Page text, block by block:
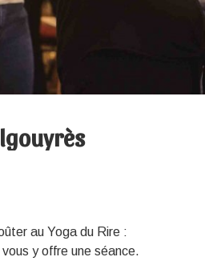
au Yoga du Rire :
y offre une séance.